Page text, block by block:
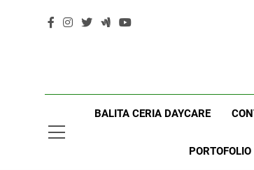
BALITA CERIA DAYCARE
PORTOFOLIO